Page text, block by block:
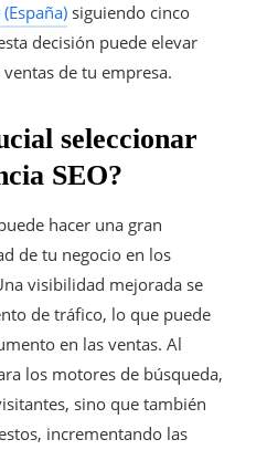
siguiendo cinco
decisión puede elevar
de tu empresa.
seleccionar
SEO?
hacer una gran
de tu negocio en los
visibilidad mejorada se
de tráfico, lo que puede
en las ventas. Al
los motores de búsqueda,
sino que también
incrementando las